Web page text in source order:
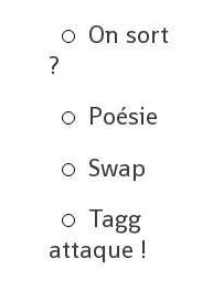
On sort
?
Poésie
Swap
Tagg
attaque !